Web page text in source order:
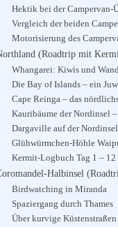
Hektik bei der Campervan-
Vergleich der beiden
Motorisierung des
(Roadtrip mit
Whangarei: Kiwis und
Die Bay of Islands – ein
Cape Reinga – das
Kauribäume der Nordinsel
Dargaville auf der
Glühwürmchen-Höhle
Kermit-Logbuch Tag 1 –
Halbinsel
Birdwatching in Miranda
Spaziergang durch Thames
Über kurvige